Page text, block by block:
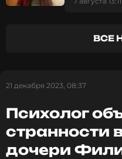
Ранее стало известно,
бизнес поп-короля.
ВСЕ
21 декабря 2023, 08:37
Психолог
странности
дочери